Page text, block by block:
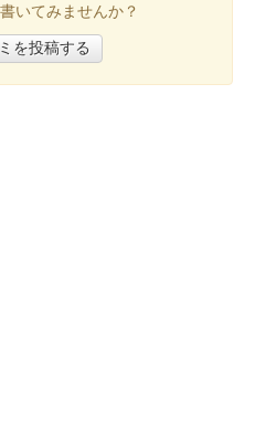
いてみませんか？
を投稿する